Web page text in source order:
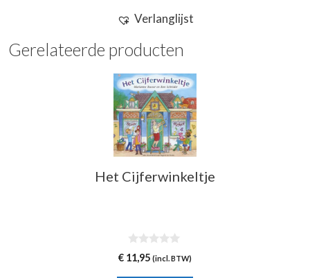
Verlanglijst
Gerelateerde producten
Het Cijferwinkeltje
0
v
€ 11,95 (incl. BTW)